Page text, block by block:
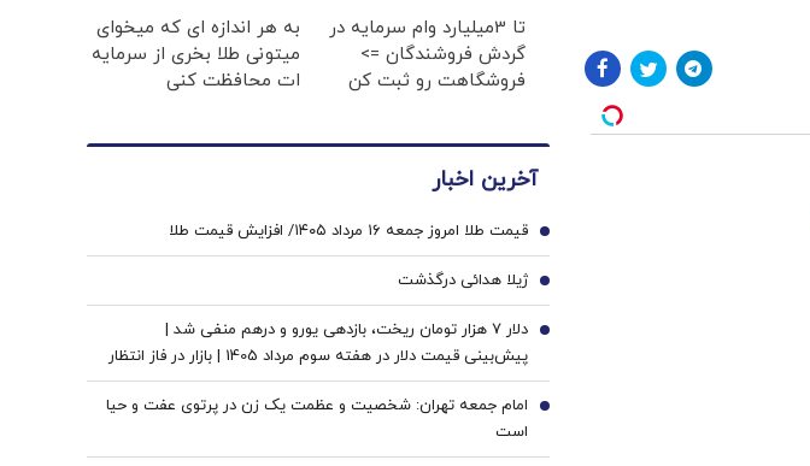
تا 3میلیارد وام سرمایه در
گردش فروشندگان =>
فروشگاهت رو ثبت کن
به هر اندازه ای که میخوای
میتونی طلا بخری از سرمایه
ات محافظت کنی
آخرین اخبار
قیمت طلا امروز جمعه ۱۶ مرداد ۱۴۰۵/ افزایش قیمت طلا 1
ژیلا هدائی درگذشت 2
دلار ۷ هزار تومان ریخت، بازدهی یورو و درهم منفی شد |
پیش‌بینی قیمت دلار در هفته سوم مرداد 1405 | بازار در فاز انتظار
3
امام جمعه تهران: شخصیت و عظمت یک زن در پرتوی عفت و حیا
است
4